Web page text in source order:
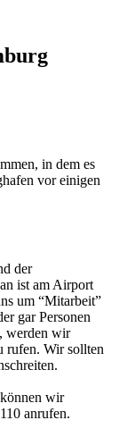
in dem es
vor einigen
der
ist am Airport
um “Mitarbeit”
gar Personen
werden wir
rufen. Wir sollten
wir
anrufen.